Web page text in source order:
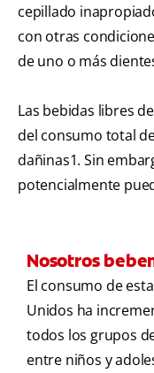
cepillado
con otras
de uno o más
Las bebidas libres
del consumo total
dañinas1. Sin
potencialmente
Nosotros
El consumo de
Unidos ha
todos los grupos
entre niños y